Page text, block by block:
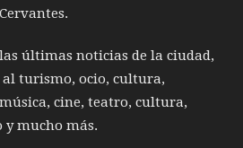
últimas noticias de la ciudad,
al turismo, ocio, cultura,
cine, teatro, cultura,
y mucho más.